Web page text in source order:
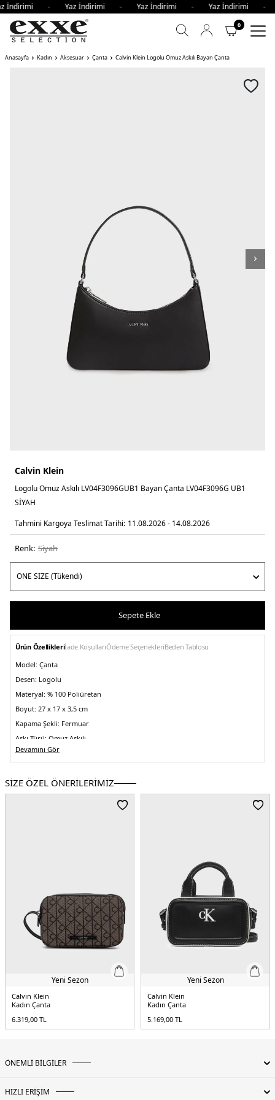
İndirimi - Yaz İndirimi - Yaz İndirimi - Yaz
0
Anasayfa Kadın Aksesuar Çanta Calvin Klein Logolu Omuz Askılı Bayan Çanta
Calvin Klein
Logolu Omuz Askılı LV04F3096GUB1 Bayan Çanta LV04F3096G UB1
SİYAH
Tahmini Kargoya Teslimat Tarihi: 11.08.2026 - 14.08.2026
Renk: si̇yah
Sepete Ekle
Ürün Özellikleriİade KoşullarıÖdeme SeçenekleriBeden Tablosu
Model: Çanta
Desen: Logolu
Materyal: % 100 Poliüretan
Boyut: 27 x 17 x 3,5 cm
Kapama Şekli: Fermuar
Askı Türü: Omuz Askılı
Menşei:Kamboçya
5DE2LV04F3096GUB1.07
Devamını Gör
SİZE ÖZEL ÖNERİLERİMİZ
Yeni Sezon
Calvin Klein
Kadın Çanta
6.319,00 TL
Yeni Sezon
Calvin Klein
Kadın Çanta
5.169,00 TL
ÖNEMLİ BİLGİLER
HIZLI ERİŞİM